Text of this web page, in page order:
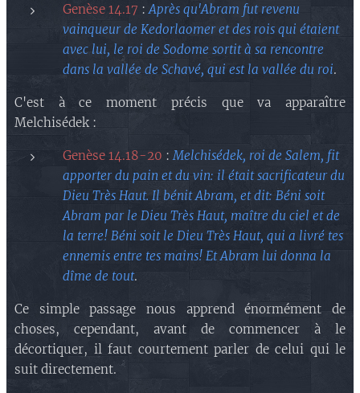
Genèse 14.17 :Après qu'Abram fut revenu
vainqueur de Kedorlaomer et des rois qui étaient
avec lui, le roi de Sodome sortit à sa rencontre
dans la vallée de Schavé, qui est la vallée du roi.
C'est à ce moment précis que va apparaître
Melchisédek :
Genèse 14.18-20 :Melchisédek, roi de Salem, fit
apporter du pain et du vin: il était sacrificateur du
Dieu Très Haut. Il bénit Abram, et dit: Béni soit
Abram par le Dieu Très Haut, maître du ciel et de
la terre! Béni soit le Dieu Très Haut, qui a livré tes
ennemis entre tes mains! Et Abram lui donna la
dîme de tout.
Ce simple passage nous apprend énormément de
choses, cependant, avant de commencer à le
décortiquer, il faut courtement parler de celui qui le
suit directement.